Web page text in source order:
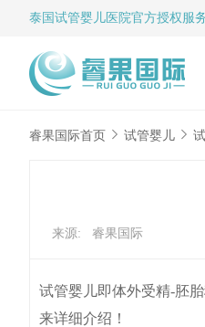
泰国试管婴儿 医院官方授权服
睿果国际首页 试管婴儿
来源: 睿果国际
试管婴儿即体外受精-胚
来详细介绍！